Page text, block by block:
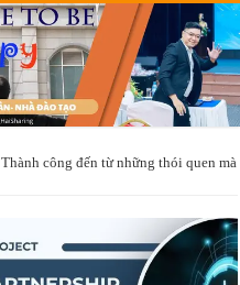
Thành công đến từ những thói quen mà